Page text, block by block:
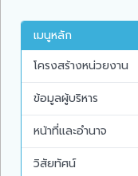
เมนูหลัก
โครงสร้างหน่วยงาน
ข้อมูลผู้บริหาร
หน้าที่และอำนาจ
วิสัยทัศน์